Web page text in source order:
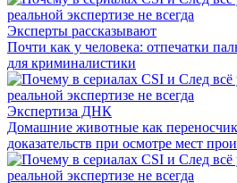
Эксперты рассказывают
Почти как у человека: отпечатки
для криминалистики
Экспертиза ДНК
Домашние животные как
доказательств при осмотре мест